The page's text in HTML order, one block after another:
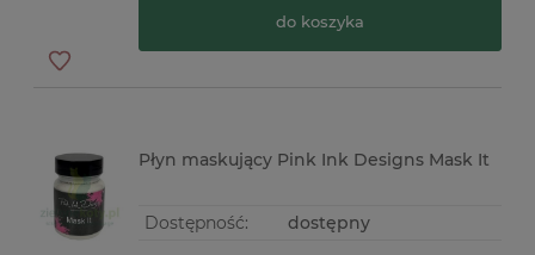
do koszyka
Płyn maskujący Pink Ink Designs Mask It
Dostępność: dostępny